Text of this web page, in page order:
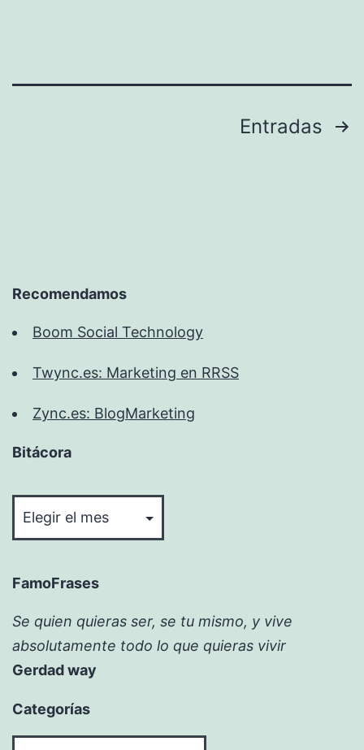
Entradas
Recomendamos
Boom Social Technology
Twync.es: Marketing en RRSS
Zync.es: BlogMarketing
Bitácora
FamoFrases
Se quien quieras ser, se tu mismo, y vive
absolutamente todo lo que quieras vivir
Gerdad way
Categorías